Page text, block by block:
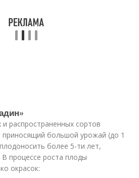
распространенных сортов
приносящий большой урожай (до 1
более 5-ти лет,
процессе роста плоды
окрасок: